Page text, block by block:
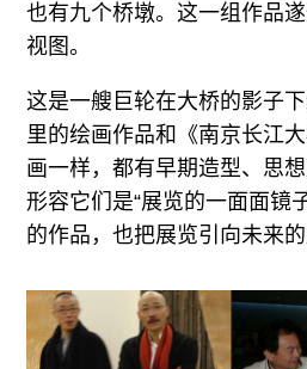
也有九个桥墩。这一组作品
视图。
这是一艘巨轮在大桥的影子
里的绘画作品和《南京长江
画一样，都有早期造型、思
形容它们是“展览的一面面镜
的作品，也把展览引向未来的